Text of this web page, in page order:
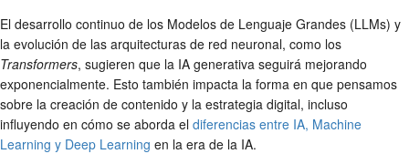
El desarrollo continuo de los Modelos de Lenguaje Grandes (LLMs) y
la evolución de las arquitecturas de red neuronal, como los
Transformers, sugieren que la IA generativa seguirá mejorando
exponencialmente. Esto también impacta la forma en que pensamos
sobre la creación de contenido y la estrategia digital, incluso
influyendo en cómo se aborda el diferencias entre IA, Machine
Learning y Deep Learning en la era de la IA.